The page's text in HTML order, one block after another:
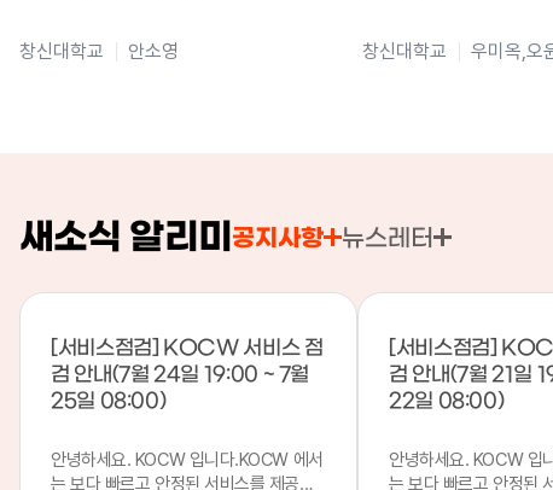
창신대학교 안소영 창신대학교 우미옥,오
새소식 알리미 공지사항 뉴스레터
[서비스점검] KOCW 서비스 점
검 안내(7월 24일 19:00 ~ 7월
25일 08:00)
안녕하세요. KOCW 입니다.KOCW 에서
는 보다 빠르고 안정된 서비스를 제공하
[서비스점검]
검 안내(7월 21일
22일 08:00)
안녕하세요. KOCW 입
는 보다 빠르고 안정된